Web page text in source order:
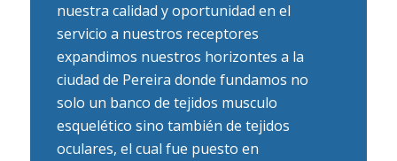
nuestra calidad y oportunidad en el
servicio a nuestros receptores
expandimos nuestros horizontes a la
ciudad de Pereira donde fundamos no
solo un banco de tejidos musculo
esquelético sino también de tejidos
oculares, el cual fue puesto en